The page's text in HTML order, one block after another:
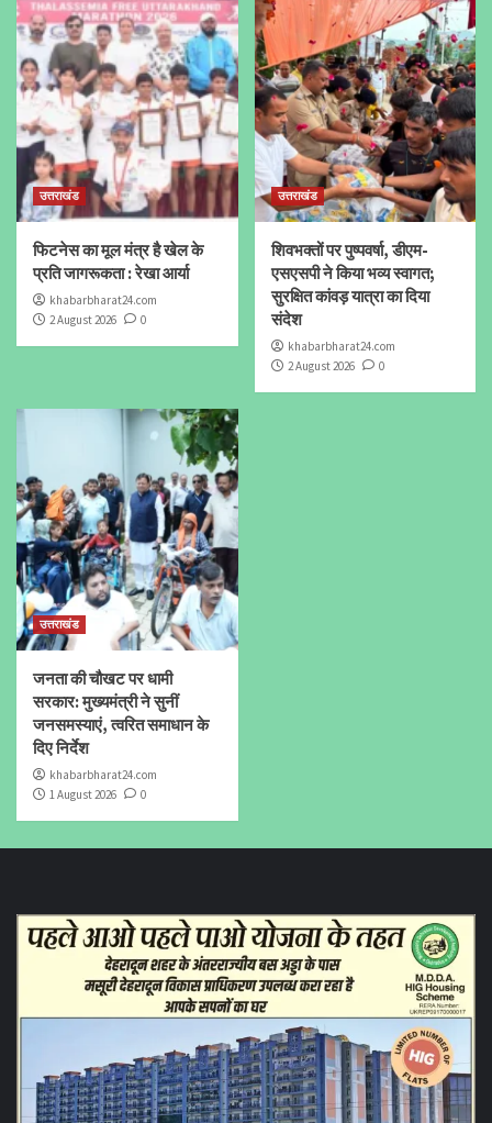
उत्तराखंड
फिटनेस का मूल मंत्र है खेल के
प्रति जागरूकता : रेखा आर्या
khabarbharat24.com
2 August 2026
0
उत्तराखंड
शिवभक्तों पर पुष्पवर्षा, डीएम-
एसएसपी ने किया भव्य स्वागत;
सुरक्षित कांवड़ यात्रा का दिया
संदेश
khabarbharat24.com
2 August 2026
0
उत्तराखंड
जनता की चौखट पर धामी
सरकार: मुख्यमंत्री ने सुनीं
जनसमस्याएं, त्वरित समाधान के
दिए निर्देश
khabarbharat24.com
1 August 2026
0